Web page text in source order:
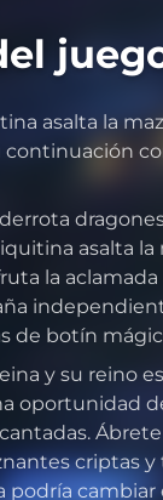
asalta la
continuación
asalta la
la
de botín
y su reino
oportunidad
criptas
podría